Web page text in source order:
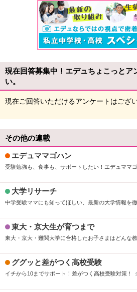
現在回答募集中！エデュちょこっとア
い。
現在ご回答いただけるアンケートはござ
その他の連載
エデュママゴハン
受験勉強も、食事も、サポートしたい！エデュママ
大学リサーチ
中学受験ママにも知ってほしい、最新の大学情報を
東大・京大生が育つまで
東大・京大・難関大学に合格したお子さまはどんな
ググッと差がつく高校受験
イチから10までサポート！差がつく高校受験対策！